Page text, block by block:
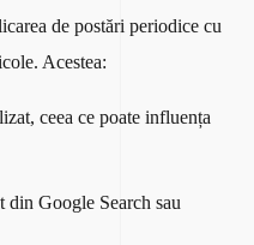
de postări periodice cu
Acestea:
ceea ce poate influența
Google Search sau